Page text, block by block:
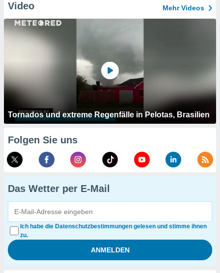
Video Mehr Videos
Tornados und extreme Regenfälle in Pelotas, Brasilien
Folgen Sie uns
Das Wetter per E-Mail
Ich habe die Datenschutzbestimmungen gelesen und stimme ihnen
zu.